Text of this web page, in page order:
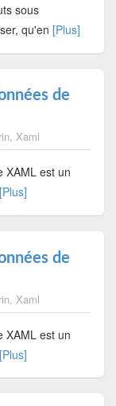
sous
qu'en [Plus]
de
, Xaml
XAML est un
[Plus]
de
, Xaml
XAML est un
[Plus]